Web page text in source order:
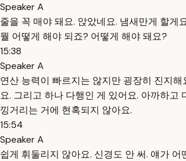
Speaker A
줄을 꼭 매야 돼요. 앉았네요. 냄새만게 할게
뭘 어떻게 해야 되죠? 어떻게 해야 돼요?
15:38
Speaker A
연산 능력이 빠르지는 않지만 굉장히 진지해
요. 그리고 하나 다행인 게 있어요. 아까하고
낑거리는 거에 현혹되지 않아요.
15:54
Speaker A
쉽게 휘둘리지 않아요. 신경도 안 써. 얘가 어